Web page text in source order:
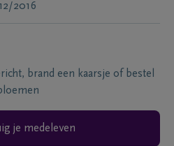
2016
brand een kaarsje of bestel
je medeleven